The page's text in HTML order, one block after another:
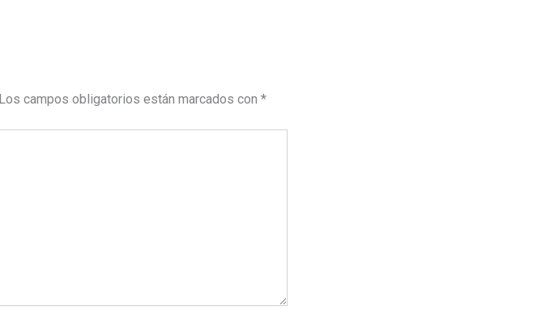
Los campos obligatorios están marcados con *